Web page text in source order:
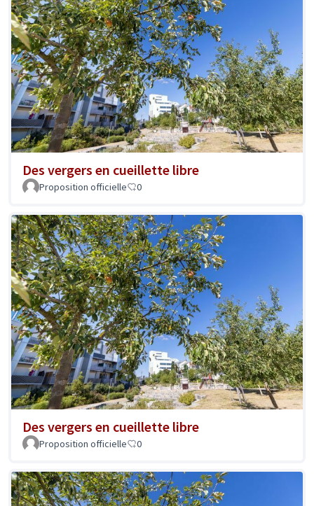
Des vergers en cueillette libre
Proposition officielle 0
Des vergers en cueillette libre
Proposition officielle 0